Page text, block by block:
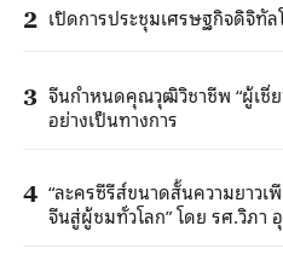
2 เปิดการประชุมเศรษฐกิจดิจิทั
3 จีนกำหนดคุณวุฒิวิชาชีพ “ผู้เชี่
อย่างเป็นทางการ
4 “ละครซีรีส์ขนาดสั้นความยาว
จีนสู่ผู้ชมทั่วโลก” โดย รศ.วิภา